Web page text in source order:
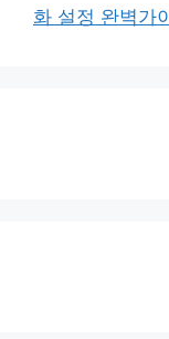
화 설정 완벽가